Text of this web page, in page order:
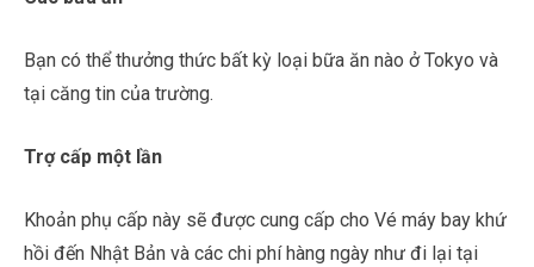
Bạn có thể thưởng thức bất kỳ loại bữa ăn nào ở Tokyo và
tại căng tin của trường.
Trợ cấp một lần
Khoản phụ cấp này sẽ được cung cấp cho Vé máy bay khứ
hồi đến Nhật Bản và các chi phí hàng ngày như đi lại tại